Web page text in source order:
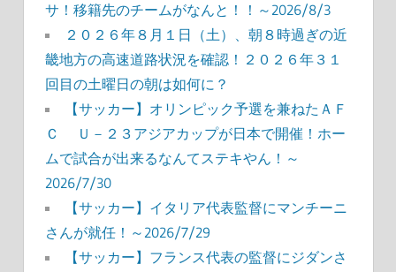
サ！移籍先のチームがなんと！！～2026/8/3
２０２６年８月１日（土）、朝８時過ぎの近
畿地方の高速道路状況を確認！２０２６年３１
回目の土曜日の朝は如何に？
【サッカー】オリンピック予選を兼ねたＡＦ
Ｃ Ｕ－２３アジアカップが日本で開催！ホー
ムで試合が出来るなんてステキやん！～
2026/7/30
【サッカー】イタリア代表監督にマンチーニ
さんが就任！～2026/7/29
【サッカー】フランス代表の監督にジダンさ